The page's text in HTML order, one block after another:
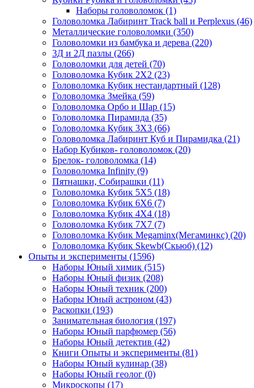
Наборы головоломок (1)
Головоломка Лабиринт Track ball и Perplexus (46)
Металлические головоломки (350)
Головоломки из бамбука и дерева (220)
3Д и 2Д пазлы (266)
Головоломки для детей (70)
Головоломка Кубик 2Х2 (23)
Головоломка Кубик нестандартный (128)
Головоломка Змейка (59)
Головоломка Орбо и Шар (15)
Головоломка Пирамида (35)
Головоломка Кубик 3Х3 (66)
Головоломка Лабиринт Куб и Пирамидка (21)
Набор Кубиков- головоломок (20)
Брелок- головоломка (14)
Головоломка Infinity (9)
Пятнашки, Собирашки (11)
Головоломка Кубик 5Х5 (18)
Головоломка Кубик 6Х6 (7)
Головоломка Кубик 4Х4 (18)
Головоломка Кубик 7Х7 (7)
Головоломка Кубик Megaminx(Мегаминкс) (20)
Головоломка Кубик Skewb(Скьюб) (12)
Опыты и эксперименты (1596)
Наборы Юный химик (515)
Наборы Юный физик (208)
Наборы Юный техник (200)
Наборы Юный астроном (43)
Раскопки (193)
Занимательная биология (197)
Наборы Юный парфюмер (56)
Наборы Юный детектив (42)
Книги Опыты и эксперименты (81)
Наборы Юный кулинар (38)
Наборы Юный геолог (0)
Микроскопы (17)